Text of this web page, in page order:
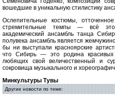
вошедшие в уникальную стилистику
Ослепительные костюмы,
стремительные темпы — всё это
академический ансамбль танца
полувека ансамбль является
бы ни выступали красноярские
что Сибирь — это родина
любящих свой величественный и
сокровища музыкального и
Минкультуры Тувы
Другие новости по теме: